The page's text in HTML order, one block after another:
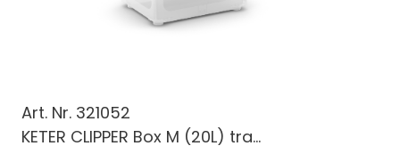
Art. Nr. 321052
KETER CLIPPER Box M (20L) tra...